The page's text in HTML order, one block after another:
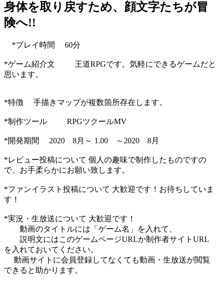
身体を取り戻すため、顔文字たちが冒
険へ!!
*プレイ時間 60分
*ゲーム紹介文 王道RPGです。気軽にできるゲームだと
思います。
*特徴 手描きマップが複数箇所存在します。
*制作ツール RPGツクールMV
*開発期間 2020 8月～ 1.00 ～2020 8月
*レビュー投稿について 個人の趣味で制作したものですの
で、お手柔らかにお願い致します。
*ファンイラスト投稿について 大歓迎です！お待ちしていま
す！
*実況・生放送について 大歓迎です！
動画のタイトルには「ゲーム名」を入れて、
説明文にはこのゲームページURLか制作者サイトURL
を入れておいてください。
動画サイトに会員登録してなくても動画・生放送が閲覧
できると助かります。